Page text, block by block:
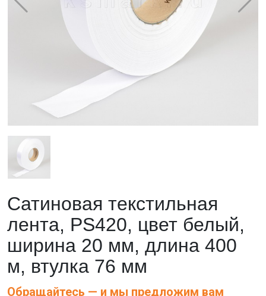
Сатиновая текстильная
лента, PS420, цвет белый,
ширина 20 мм, длина 400
м, втулка 76 мм
Обращайтесь — и мы предложим вам